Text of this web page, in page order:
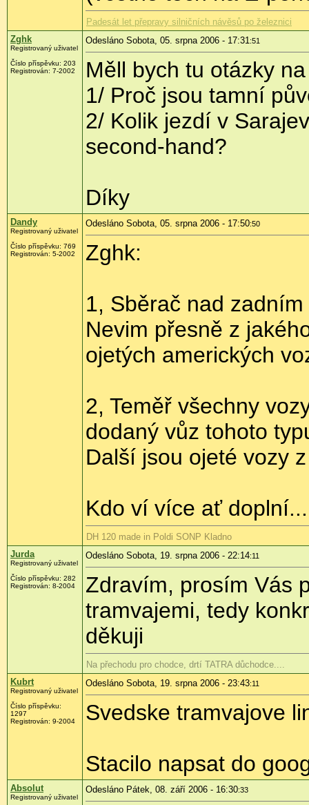
Padesát let přepravy silničních návěsů po železnici
Zghk
Registrovaný uživatel
Číslo příspěvku: 203
Registrován: 7-2002
Odesláno Sobota, 05. srpna 2006 - 17:31 :51
Měll bych tu otázky
1/ Proč jsou tamní
2/ Kolik jezdí v
second-hand?
Díky
Dandy
Registrovaný uživatel
Číslo příspěvku: 769
Registrován: 5-2002
Odesláno Sobota, 05. srpna 2006 - 17:50:50
Zghk:
1, Sběrač nad
Nevim přesně z
ojetých amerických
2, Teměř všechny
dodaný vůz tohoto
Další jsou ojeté vozy
Kdo ví více ať doplní...
DH 120 made in Poldi SONP Kladno
Jurda
Registrovaný uživatel
Číslo příspěvku: 282
Registrován: 8-2004
Odesláno Sobota, 19. srpna 2006 - 22:14:11
Zdravím, prosím Vás
tramvajemi, tedy
děkuji
Na přechodu pro chodce, drtí TATRA důchodce....
Kubrt
Registrovaný uživatel
Číslo příspěvku:
1297
Registrován: 9-2004
Odesláno Sobota, 19. srpna 2006 - 23:43:11
Svedske tramvajove
Stacilo napsat do
Absolut
Registrovaný uživatel
Odesláno Pátek, 08. září 2006 - 16:30:33